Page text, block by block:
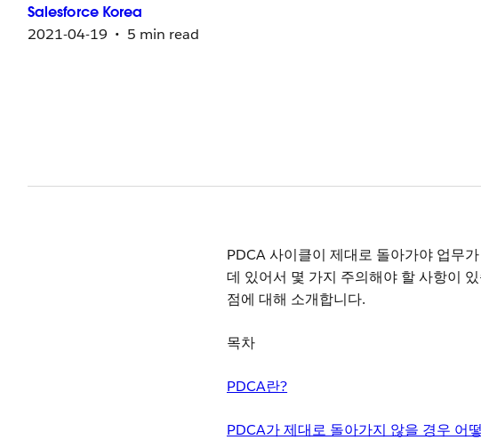
Salesforce Korea
2021-04-19
5 min read
PDCA 사이클이 제대로 돌아가야 업무
데 있어서 몇 가지 주의해야 할 사항이
점에 대해 소개합니다.
목차
PDCA란?
PDCA가 제대로 돌아가지 않을 경우 어